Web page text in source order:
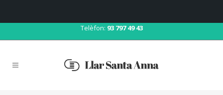
Telèfon: 93 797 49 43